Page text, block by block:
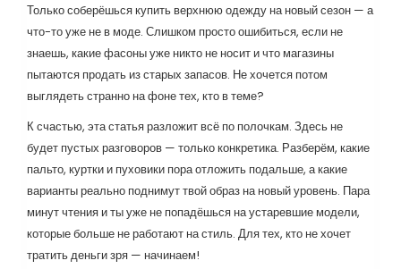
Только соберёшься купить верхнюю одежду на новый сезон — а
что-то уже не в моде. Слишком просто ошибиться, если не
знаешь, какие фасоны уже никто не носит и что магазины
пытаются продать из старых запасов. Не хочется потом
выглядеть странно на фоне тех, кто в теме?
К счастью, эта статья разложит всё по полочкам. Здесь не
будет пустых разговоров — только конкретика. Разберём, какие
пальто, куртки и пуховики пора отложить подальше, а какие
варианты реально поднимут твой образ на новый уровень. Пара
минут чтения и ты уже не попадёшься на устаревшие модели,
которые больше не работают на стиль. Для тех, кто не хочет
тратить деньги зря — начинаем!